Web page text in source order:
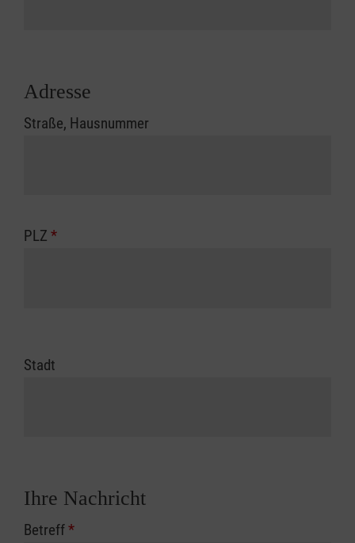
Adresse
Straße, Hausnummer
PLZ *
Stadt
Ihre Nachricht
Betreff*